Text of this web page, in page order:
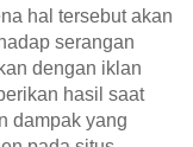
hal tersebut akan
serangan
dengan iklan
hasil saat
dampak yang